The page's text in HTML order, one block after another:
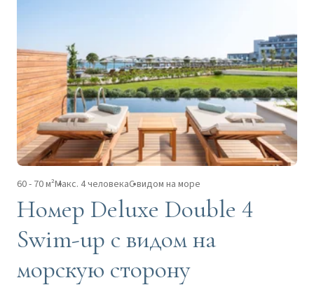
60 - 70 м²Макс. 4 человекаС видом на море
Номер Deluxe Double 4
Swim-up с видом на
морскую сторону